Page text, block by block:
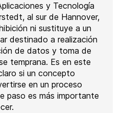
y Tecnología
al sur de Hannover,
ni sustituye a un
destinado a realización
de datos y toma de
temprana. Es en este
si un concepto
en un proceso
paso es más importante